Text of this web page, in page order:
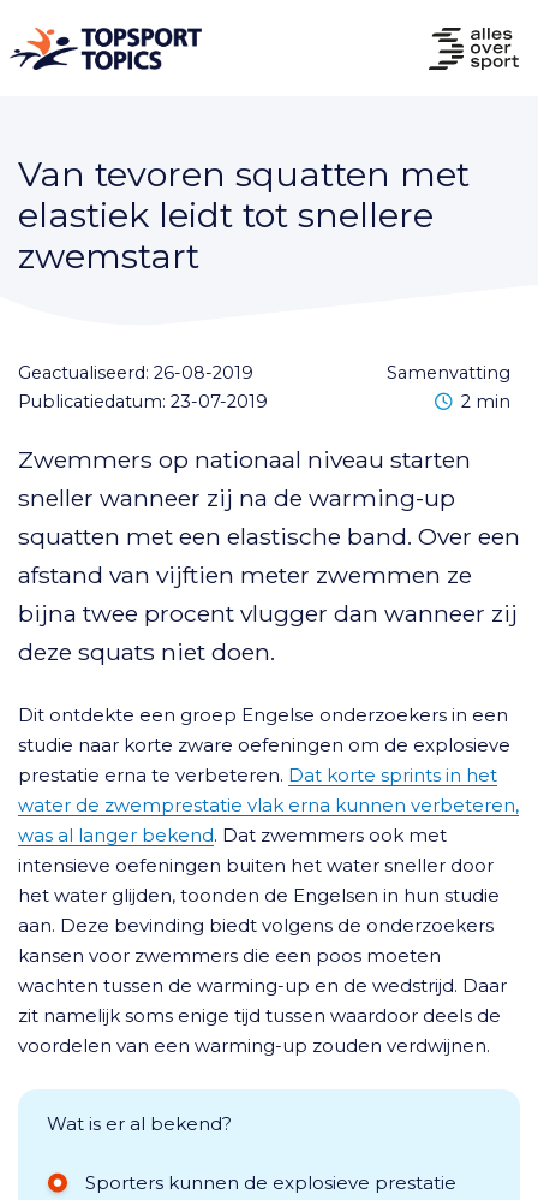
Van tevoren squatten met
elastiek leidt tot snellere
zwemstart
samenvatting
Geactualiseerd: 26-08-2019
Publicatiedatum: 23-07-2019
Leestijd
2 min
Zwemmers op nationaal niveau starten
sneller wanneer zij na de warming-up
squatten met een elastische band. Over een
afstand van vijftien meter zwemmen ze
bijna twee procent vlugger dan wanneer zij
deze squats niet doen.
Dit ontdekte een groep Engelse onderzoekers in een
studie naar korte zware oefeningen om de explosieve
prestatie erna te verbeteren. Dat korte sprints in het
water de zwemprestatie vlak erna kunnen verbeteren,
was al langer bekend. Dat zwemmers ook met
intensieve oefeningen buiten het water sneller door
het water glijden, toonden de Engelsen in hun studie
aan. Deze bevinding biedt volgens de onderzoekers
kansen voor zwemmers die een poos moeten
wachten tussen de warming-up en de wedstrijd. Daar
zit namelijk soms enige tijd tussen waardoor deels de
voordelen van een warming-up zouden verdwijnen.
Wat is er al bekend?
Sporters kunnen de explosieve prestatie